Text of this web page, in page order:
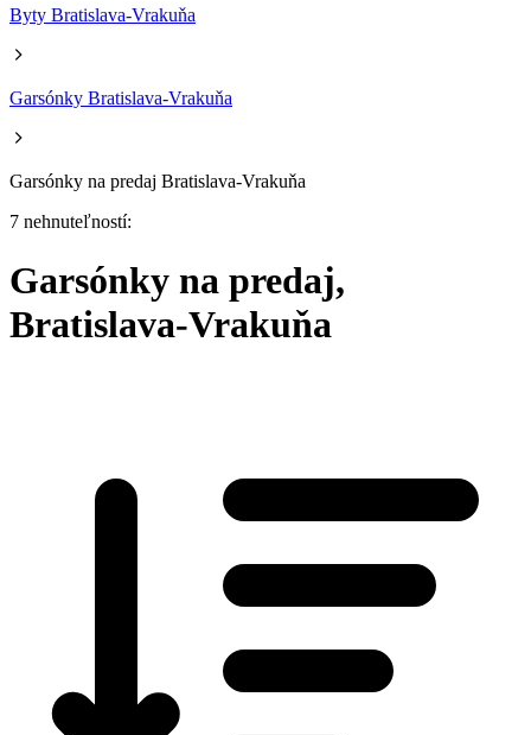
Byty Bratislava-Vrakuňa
Garsónky Bratislava-Vrakuňa
Garsónky na predaj Bratislava-Vrakuňa
7 nehnuteľností:
Garsónky na predaj,
Bratislava-Vrakuňa